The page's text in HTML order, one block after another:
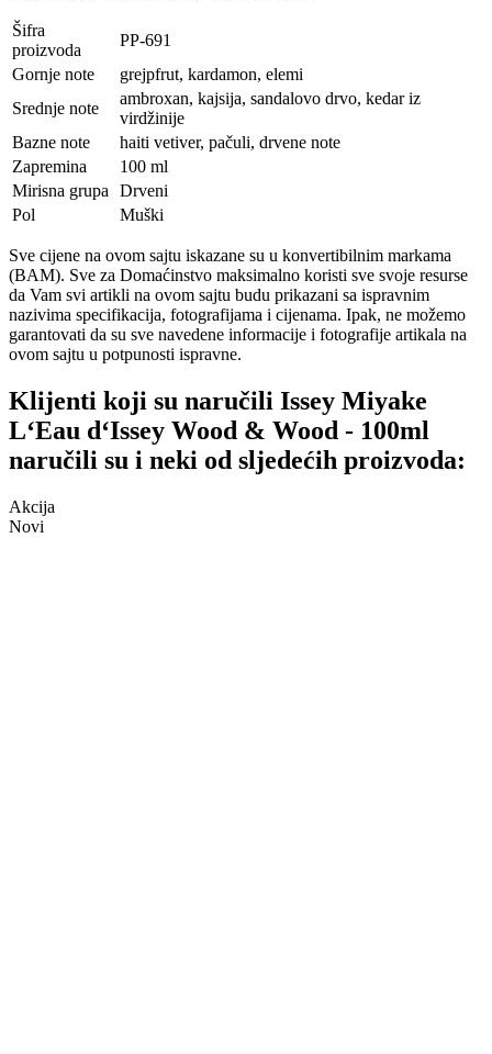
Šifra
proizvoda
PP-691
Gornje note
grejpfrut, kardamon, elemi
Srednje note
ambroxan, kajsija, sandalovo drvo, kedar iz
virdžinije
Bazne note
haiti vetiver, pačuli, drvene note
Zapremina
100 ml
Mirisna grupa
Drveni
Pol
Muški
Sve cijene na ovom sajtu iskazane su u konvertibilnim markama
(BAM). Sve za Domaćinstvo maksimalno koristi sve svoje resurse
da Vam svi artikli na ovom sajtu budu prikazani sa ispravnim
nazivima specifikacija, fotografijama i cijenama. Ipak, ne možemo
garantovati da su sve navedene informacije i fotografije artikala na
ovom sajtu u potpunosti ispravne.
Klijenti koji su naručili Issey Miyake
L‘Eau d‘Issey Wood & Wood - 100ml
naručili su i neki od sljedećih proizvoda:
Akcija
Novi